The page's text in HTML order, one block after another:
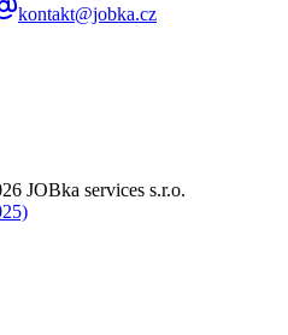
kontakt@jobka.cz
JOBka services s.r.o.